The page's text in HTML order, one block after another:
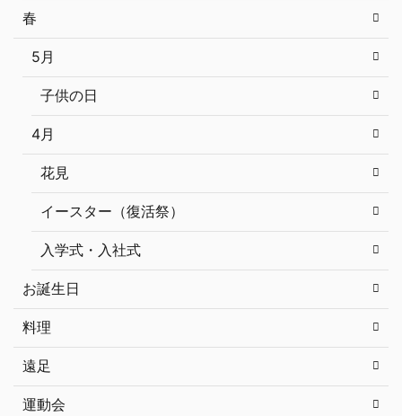
春
5月
子供の日
4月
花見
イースター（復活祭）
入学式・入社式
お誕生日
料理
遠足
運動会